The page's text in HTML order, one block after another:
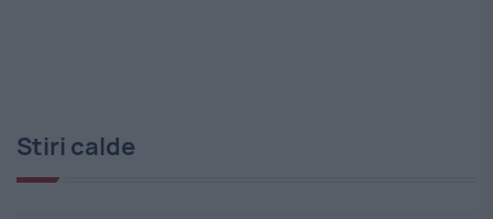
Stiri calde